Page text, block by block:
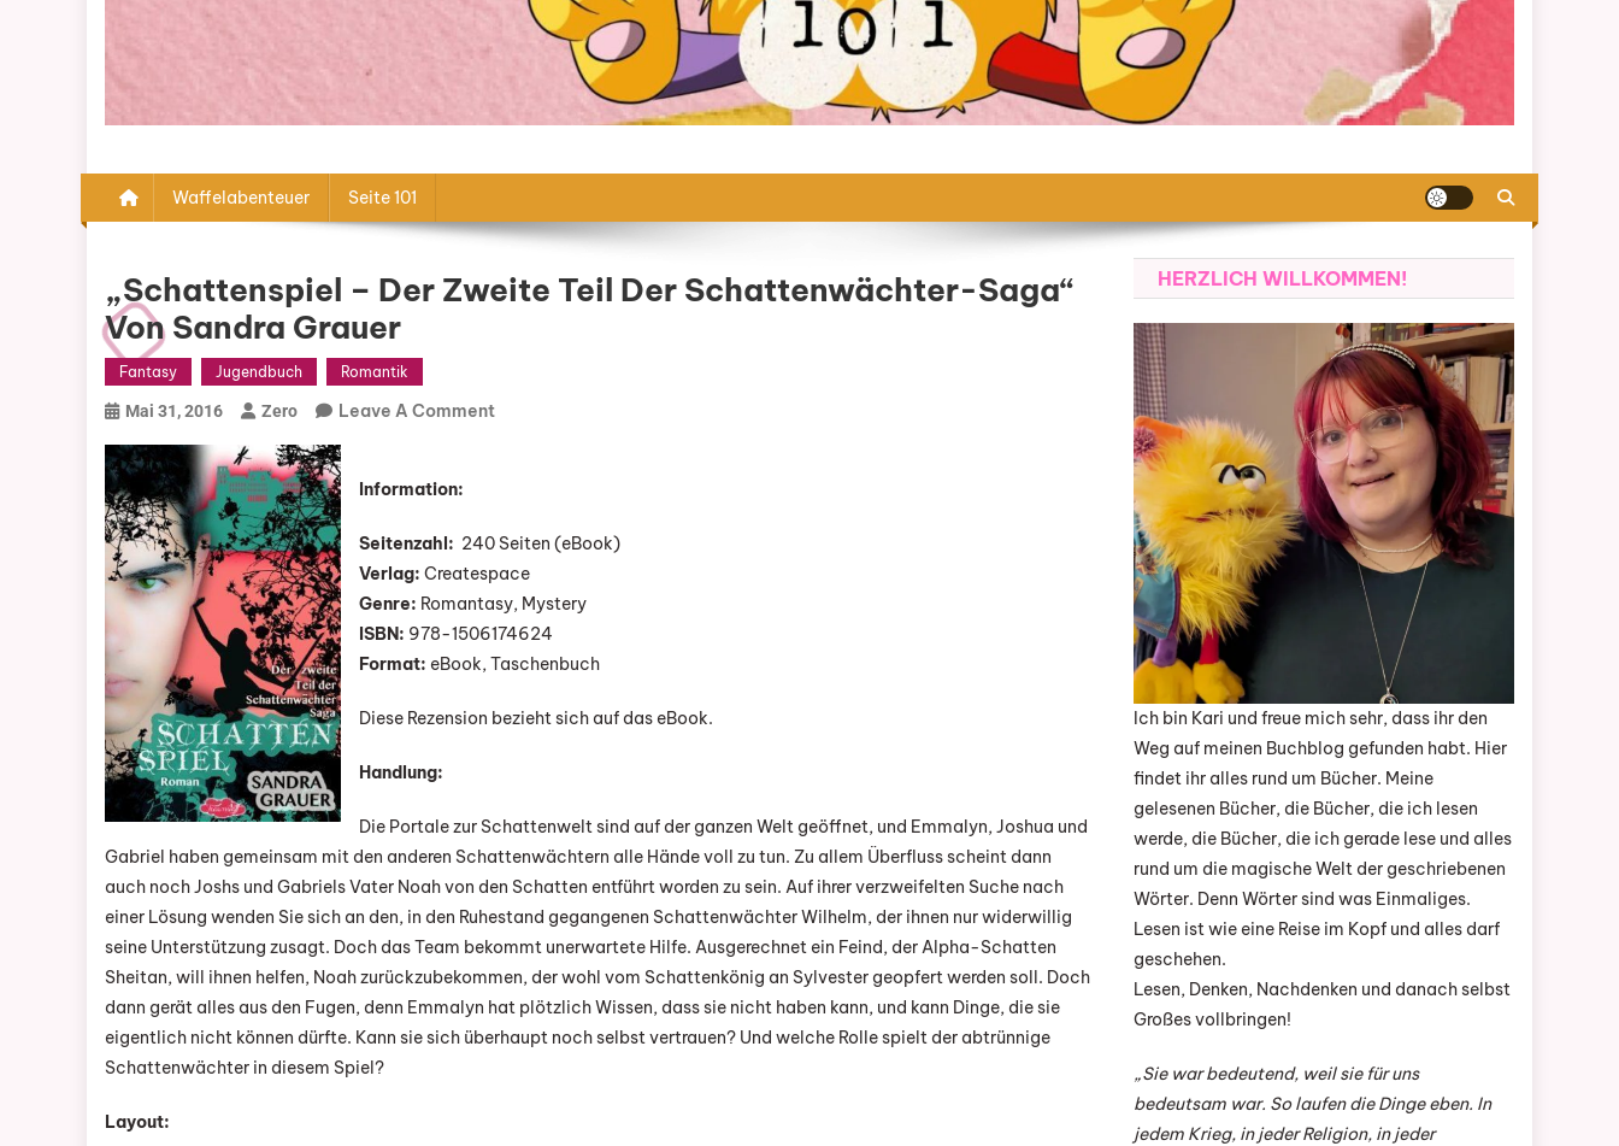
Waffelabenteuer Seite 101
„Schattenspiel – Der Zweite Teil Der Schattenwächter-Saga“
Von Sandra Grauer
Fantasy Jugendbuch Romantik
Mai 31, 2016 Zero Leave A CommentOn
Schattenwächter-
Sandra
Information:
Seitenzahl: 240 Seiten (eBook)
Verlag: Createspace
Genre: Romantasy, Mystery
ISBN: 978-1506174624
Format: eBook, Taschenbuch
Diese Rezension bezieht sich auf das eBook.
Handlung:
Die Portale zur Schattenwelt sind auf der ganzen Welt geöffnet, und Emmalyn, Joshua und
Gabriel haben gemeinsam mit den anderen Schattenwächtern alle Hände voll zu tun. Zu allem Überfluss scheint dann
auch noch Joshs und Gabriels Vater Noah von den Schatten entführt worden zu sein. Auf ihrer verzweifelten Suche nach
einer Lösung wenden Sie sich an den, in den Ruhestand gegangenen Schattenwächter Wilhelm, der ihnen nur widerwillig
seine Unterstützung zusagt. Doch das Team bekommt unerwartete Hilfe. Ausgerechnet ein Feind, der Alpha-Schatten
Sheitan, will ihnen helfen, Noah zurückzubekommen, der wohl vom Schattenkönig an Sylvester geopfert werden soll. Doch
dann gerät alles aus den Fugen, denn Emmalyn hat plötzlich Wissen, dass sie nicht haben kann, und kann Dinge, die sie
eigentlich nicht können dürfte. Kann sie sich überhaupt noch selbst vertrauen? Und welche Rolle spielt der abtrünnige
Schattenwächter in diesem Spiel?
Layout:
HERZLICH WILLKOMMEN!
Ich bin Kari und freue mich sehr, dass ihr den
Weg auf meinen Buchblog gefunden habt. Hier
findet ihr alles rund um Bücher. Meine
gelesenen Bücher, die Bücher, die ich lesen
werde, die Bücher, die ich gerade lese und alles
rund um die magische Welt der geschriebenen
Wörter. Denn Wörter sind was Einmaliges.
Lesen ist wie eine Reise im Kopf und alles darf
geschehen.
Lesen, Denken, Nachdenken und danach selbst
Großes vollbringen!
„Sie war bedeutend, weil sie für uns
bedeutsam war. So laufen die Dinge eben. In
jedem Krieg, in jeder Religion, in jeder